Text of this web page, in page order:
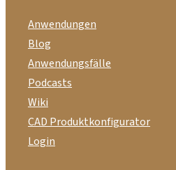
Anwendungen
Blog
Anwendungsfälle
Podcasts
Wiki
CAD Produktkonfigurator
Login